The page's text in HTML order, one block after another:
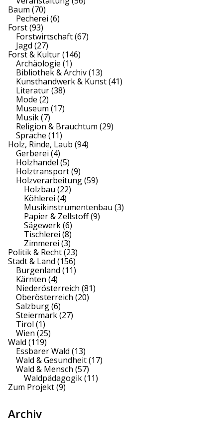
Baum (70)
Pecherei (6)
Forst(93)
Forstwirtschaft(67)
Jagd (27)
Forst & Kultur(146)
Archäologie (1)
Bibliothek & Archiv(13)
Kunsthandwerk & Kunst(41)
Literatur(38)
Mode (2)
Museum (17)
Musik(7)
Religion & Brauchtum (29)
Sprache (11)
Holz, Rinde, Laub (94)
Gerberei (4)
Holzhandel (5)
Holztransport(9)
Holzverarbeitung(59)
Holzbau (22)
Köhlerei (4)
Musikinstrumentenbau (3)
Papier & Zellstoff(9)
Sägewerk(6)
Tischlerei (8)
Zimmerei (3)
Politik & Recht(23)
Stadt & Land (156)
Burgenland (11)
Kärnten (4)
Niederösterreich (81)
Oberösterreich (20)
Salzburg(6)
Steiermark(27)
Tirol (1)
Wien (25)
Wald (119)
Essbarer Wald (13)
Wald & Gesundheit(17)
Wald & Mensch (57)
Waldpädagogik(11)
Zum Projekt(9)
Archiv